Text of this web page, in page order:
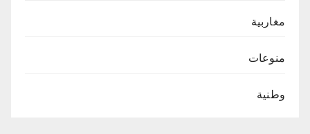
مغاربية
منوعات
وطنية